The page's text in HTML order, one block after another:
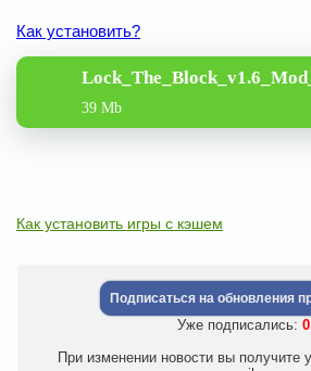
Как установить?
39 Mb
Как установить игры с кэшем
Подписаться на обновления
Уже подписались: 0
При изменении новости вы получите